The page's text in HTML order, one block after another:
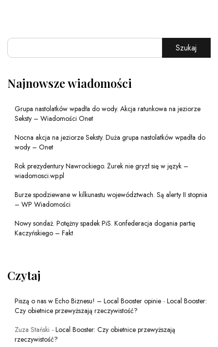
Szukaj
Najnowsze wiadomości
Grupa nastolatków wpadła do wody. Akcja ratunkowa na jeziorze
Seksty – Wiadomości Onet
Nocna akcja na jeziorze Seksty. Duża grupa nastolatków wpadła do
wody – Onet
Rok prezydentury Nawrockiego. Żurek nie gryzł się w język –
wiadomosci.wp.pl
Burze spodziewane w kilkunastu województwach. Są alerty II stopnia
– WP Wiadomości
Nowy sondaż. Potężny spadek PiS. Konfederacja dogania partię
Kaczyńskiego – Fakt
Czytaj
Piszą o nas w Echo Biznesu! – Local Booster opinie - Local Booster:
Czy obietnice przewyższają rzeczywistość?
Zuza Stański - Local Booster: Czy obietnice przewyższają
rzeczywistość?